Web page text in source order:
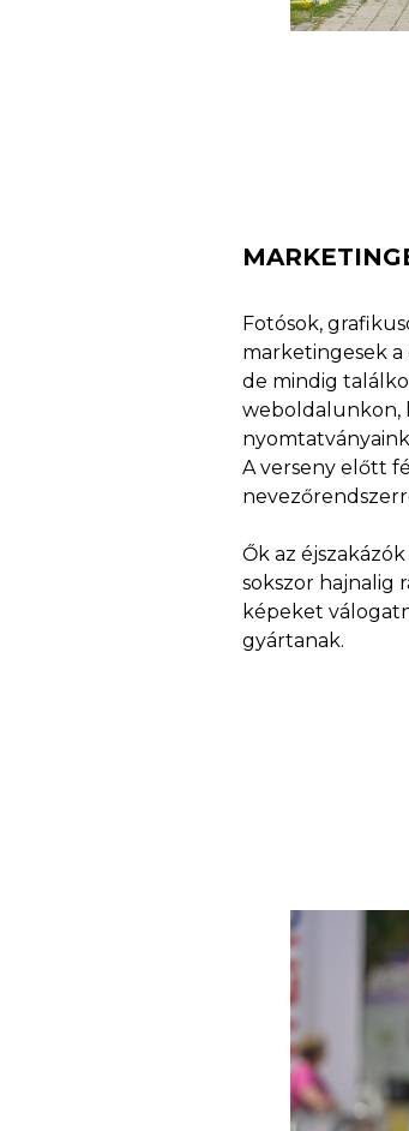
Fotósok,
marketingesek a
de mindig
weboldalunkon,
A verseny előtt
Ők az
sokszor hajnalig
képeket
gyártanak.